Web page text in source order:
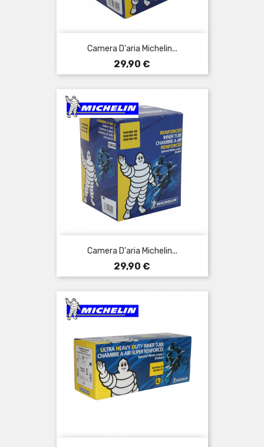
Camera D'aria Michelin...
Prezzo
29,90 €
Camera D'aria Michelin...
Prezzo
29,90 €